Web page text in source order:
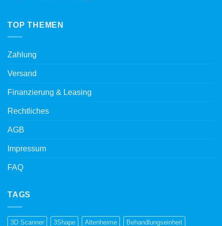
TOP THEMEN
Zahlung
Versand
Finanzierung & Leasing
Rechtliches
AGB
Impressum
FAQ
TAGS
3D Scanner 3Shape Altenheime Behandlungseinheit